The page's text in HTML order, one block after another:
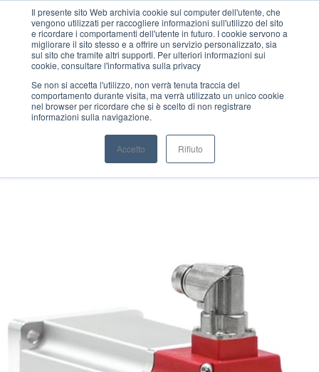
Il presente sito Web archivia cookie sul computer dell'utente, che
vengono utilizzati per raccogliere informazioni sull'utilizzo del sito
e ricordare i comportamenti dell'utente in futuro. I cookie servono a
migliorare il sito stesso e a offrire un servizio personalizzato, sia
sul sito che tramite altri supporti. Per ulteriori informazioni sui
cookie, consultare l'informativa sulla privacy
Se non si accetta l'utilizzo, non verrà tenuta traccia del
comportamento durante visita, ma verrà utilizzato un unico cookie
nel browser per ricordare che si è scelto di non registrare
informazioni sulla navigazione.
Accetto Rifiuto
MENU